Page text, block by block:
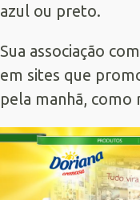
azul ou preto.
Sua associação
em sites que
pela manhã, como